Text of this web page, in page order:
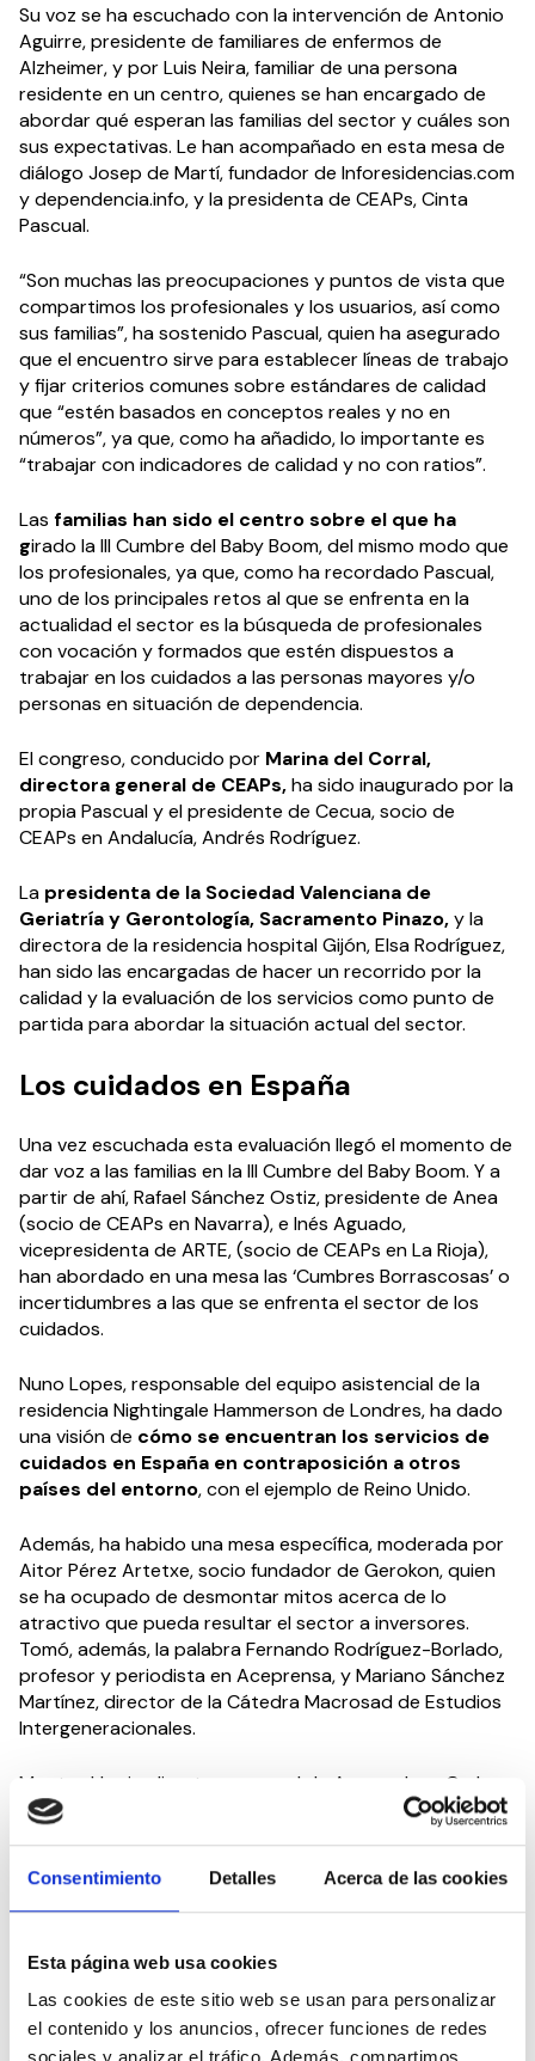
Consentimiento Detalles Acerca de las cookies
Esta página web usa cookies
Las cookies de este sitio web se usan para personalizar
el contenido y los anuncios, ofrecer funciones de redes
Su voz se ha escuchado con la intervención de Antonio
Aguirre, presidente de familiares de enfermos de
Alzheimer, y por Luis Neira, familiar de una persona
residente en un centro, quienes se han encargado de
abordar qué esperan las familias del sector y cuáles son
sus expectativas. Le han acompañado en esta mesa de
diálogo Josep de Martí, fundador de Inforesidencias.com
y dependencia.info, y la presidenta de CEAPs, Cinta
Pascual.
“Son muchas las preocupaciones y puntos de vista que
compartimos los profesionales y los usuarios, así como
sus familias”, ha sostenido Pascual, quien ha asegurado
que el encuentro sirve para establecer líneas de trabajo
y fijar criterios comunes sobre estándares de calidad
que “estén basados en conceptos reales y no en
números”, ya que, como ha añadido, lo importante es
“trabajar con indicadores de calidad y no con ratios”.
Las familias han sido el centro sobre el que ha
girado la III Cumbre del Baby Boom, del mismo modo que
los profesionales, ya que, como ha recordado Pascual,
uno de los principales retos al que se enfrenta en la
actualidad el sector es la búsqueda de profesionales
con vocación y formados que estén dispuestos a
trabajar en los cuidados a las personas mayores y/o
personas en situación de dependencia.
El congreso, conducido por Marina del Corral,
directora general de CEAPs,ha sido inaugurado por la
propia Pascual y el presidente de Cecua, socio de
CEAPs en Andalucía, Andrés Rodríguez.
La presidenta de la Sociedad Valenciana de
Geriatría y Gerontología, Sacramento Pinazo,y la
directora de la residencia hospital Gijón, Elsa Rodríguez,
han sido las encargadas de hacer un recorrido por la
calidad y la evaluación de los servicios como punto de
partida para abordar la situación actual del sector.
Los cuidados en España
Una vez escuchada esta evaluación llegó el momento de
dar voz a las familias en la III Cumbre del Baby Boom. Y a
partir de ahí, Rafael Sánchez Ostiz, presidente de Anea
(socio de CEAPs en Navarra), e Inés Aguado,
vicepresidenta de ARTE, (socio de CEAPs en La Rioja),
han abordado en una mesa las ‘Cumbres Borrascosas’ o
incertidumbres a las que se enfrenta el sector de los
cuidados.
Nuno Lopes, responsable del equipo asistencial de la
residencia Nightingale Hammerson de Londres, ha dado
una visión de cómo se encuentran los servicios de
cuidados en España en contraposición a otros
países del entorno, con el ejemplo de Reino Unido.
Además, ha habido una mesa específica, moderada por
Aitor Pérez Artetxe, socio fundador de Gerokon, quien
se ha ocupado de desmontar mitos acerca de lo
atractivo que pueda resultar el sector a inversores.
Tomó, además, la palabra Fernando Rodríguez-Borlado,
profesor y periodista en Aceprensa, y Mariano Sánchez
Martínez, director de la Cátedra Macrosad de Estudios
Intergeneracionales.
Montse Llopis, directora general de Acra, y Juan Carlos
Campón, presidente de Asorex, puso sobre la mesa una
radiografía de ratios en España y desmontó el mito de
alto número de profesionales. En esta línea, explicó la
propuesta de CEAPs que refleja la importancia de
Antes de que Cinta Pascual y otros representantes de
las patronales autonómicas clausuraran la III Cumbre del
Baby Boom, Marina del Corral ha explicado a todos los